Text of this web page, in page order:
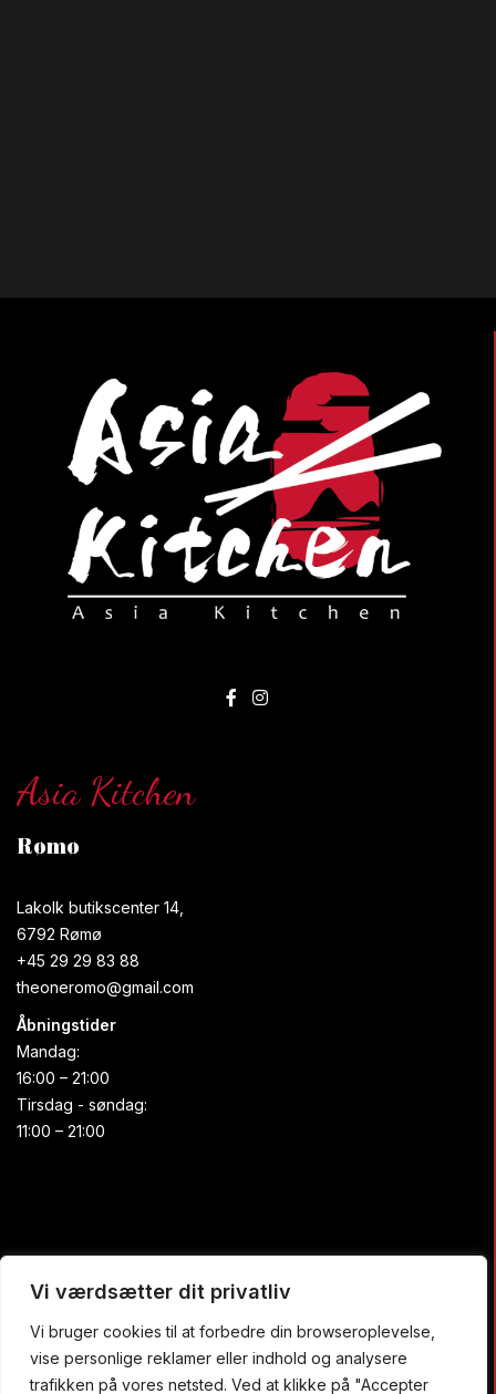
Vi værdsætter dit privatliv
Vi bruger cookies til at forbedre din browseroplevelse,
vise personlige reklamer eller indhold og analysere
trafikken på vores netsted. Ved at klikke på "Accepter
Asia Kitchen
Rømø
Lakolk butikscenter 14,
6792 Rømø
+45 29 29 83 88
theoneromo@gmail.com
Åbningstider
Mandag:
16:00 – 21:00
Tirsdag - søndag:
11:00 – 21:00
Praktisk
Forside
Buffet